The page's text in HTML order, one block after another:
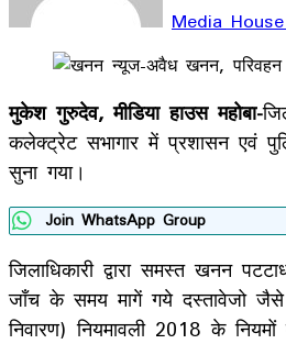
Media
Facebook
LinkedIn
WhatsApp
Telegram
मुकेश गुरुदेव, मीडिया हाउस महोबा-
कलेक्ट्रेट सभागार में प्रशासन एवं
सुना गया।
Join WhatsApp Group
जिलाधिकारी द्वारा समस्त खनन
जाँच के समय मागें गये दस्तावेजो
निवारण) नियमावली 2018 के